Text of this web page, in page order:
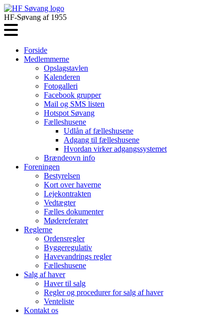
HF-Søvang af 1955
Forside
Medlemmerne
Opslagstavlen
Kalenderen
Fotogalleri
Facebook grupper
Mail og SMS listen
Hotspot Søvang
Fælleshusene
Udlån af fælleshusene
Adgang til fælleshusene
Hvordan virker adgangssystemet
Brændeovn info
Foreningen
Bestyrelsen
Kort over haverne
Lejekontrakten
Vedtægter
Fælles dokumenter
Mødereferater
Reglerne
Ordensregler
Byggeregulativ
Havevandrings regler
Fælleshusene
Salg af haver
Haver til salg
Regler og procedurer for salg af haver
Venteliste
Kontakt os